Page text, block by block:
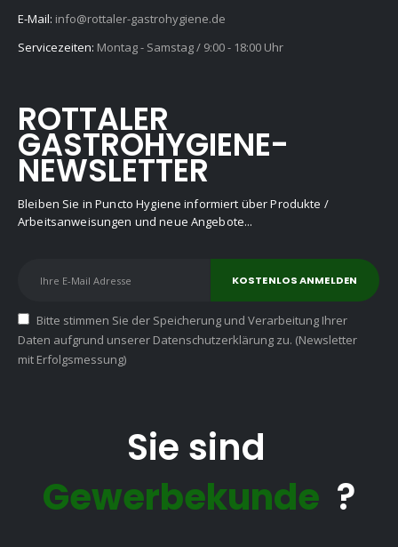
E-Mail: info@rottaler-gastrohygiene.de
Servicezeiten: Montag - Samstag / 9:00 - 18:00 Uhr
ROTTALER
GASTROHYGIENE-
NEWSLETTER
Bleiben Sie in Puncto Hygiene informiert über Produkte /
Arbeitsanweisungen und neue Angebote...
Bitte stimmen Sie der Speicherung und Verarbeitung Ihrer
Daten aufgrund unserer Datenschutzerklärung zu. (Newsletter
mit Erfolgsmessung)
Sie sind
Gewerbekunde ?